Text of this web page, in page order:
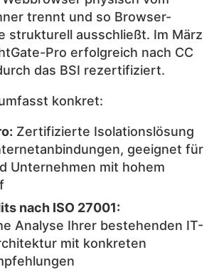
trennt und so Browser-
strukturell ausschließt. Im März
Pro erfolgreich nach CC
das BSI rezertifiziert.
konkret:
Zertifizierte Isolationslösung
geeignet für
Unternehmen mit hohem
nach ISO 27001:
Analyse Ihrer bestehenden IT-
mit konkreten